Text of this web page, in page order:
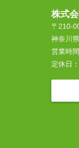
株式
〒210-
神奈川
営業時間
定休日：